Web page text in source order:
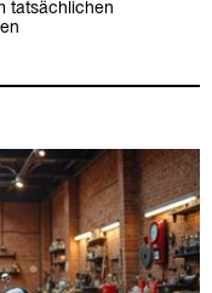
tatsächlichen